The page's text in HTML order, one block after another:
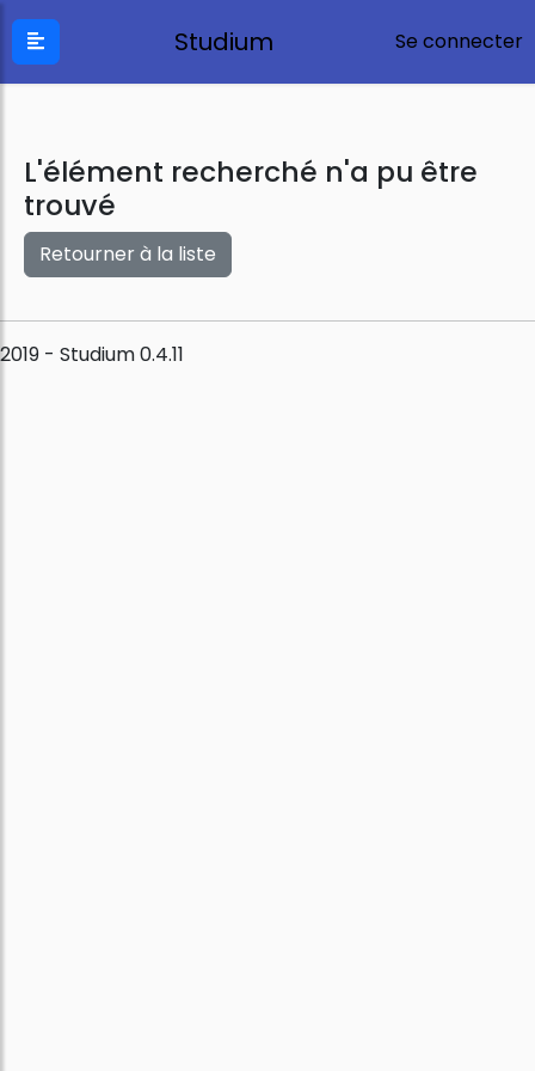
Studium Se connecter
L'élément recherché n'a pu être
trouvé
Retourner à la liste
2019 - Studium 0.4.11